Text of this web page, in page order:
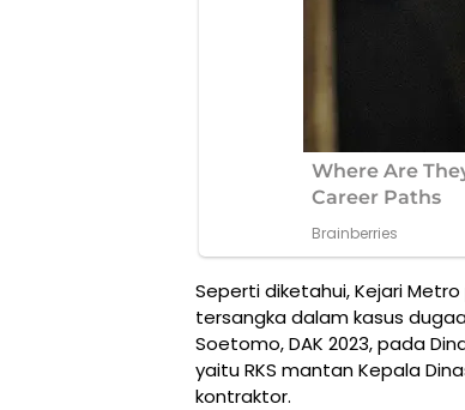
Seperti diketahui, Kejari
tersangka dalam kasus
Soetomo, DAK 2023, pada
yaitu RKS mantan Kepala
kontraktor.